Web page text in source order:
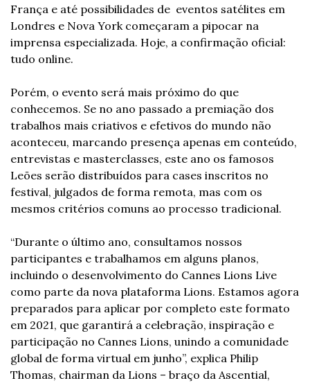
França e até possibilidades de  eventos satélites em
Londres e Nova York começaram a pipocar na
imprensa especializada. Hoje, a confirmação oficial:
tudo online.
Porém, o evento será mais próximo do que
conhecemos. Se no ano passado a premiação dos
trabalhos mais criativos e efetivos do mundo não
aconteceu, marcando presença apenas em conteúdo,
entrevistas e masterclasses, este ano os famosos
Leões serão distribuídos para cases inscritos no
festival, julgados de forma remota, mas com os
mesmos critérios comuns ao processo tradicional.
“Durante o último ano, consultamos nossos
participantes e trabalhamos em alguns planos,
incluindo o desenvolvimento do Cannes Lions Live
como parte da nova plataforma Lions. Estamos agora
preparados para aplicar por completo este formato
em 2021, que garantirá a celebração, inspiração e
participação no Cannes Lions, unindo a comunidade
global de forma virtual em junho”, explica Philip
Thomas, chairman da Lions – braço da Ascential,